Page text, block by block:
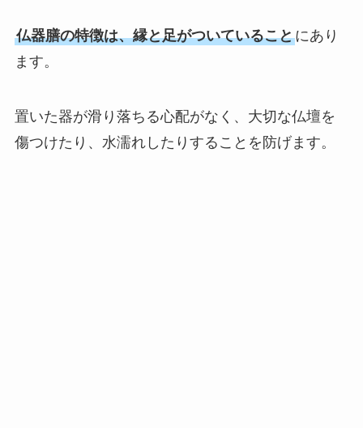
仏器膳の特徴は、縁と足がついていることにあり
ます。
置いた器が滑り落ちる心配がなく、大切な仏壇を
傷つけたり、水濡れしたりすることを防げます。